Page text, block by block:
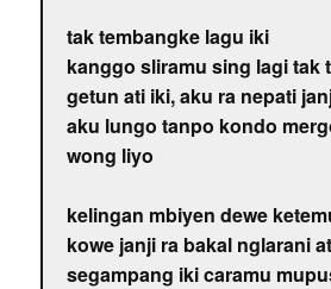
tak tembangke lagu iki
kanggo sliramu sing lagi tak
getun ati iki, aku ra nepati
aku lungo tanpo kondo
wong liyo
kelingan mbiyen dewe
kowe janji ra bakal nglarani
segampang iki caramu